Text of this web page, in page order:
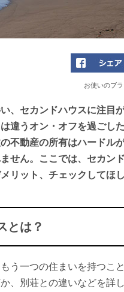
お使いのブ
、セカンドハウスに注目
違うオン・オフを過ごし
不動産の所有はハードル
せん。ここでは、セカン
リット、チェックしてほ
とは？
う一つの住まいを持つこ
、別荘との違いなどを詳